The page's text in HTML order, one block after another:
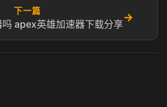
下一篇
apex英雄加速器下载分享
→